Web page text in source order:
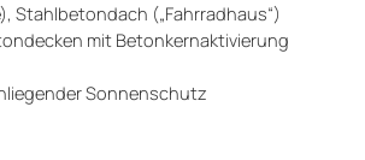
Stahlbetondach („Fahrradhaus“)
mit Betonkernaktivierung
Sonnenschutz